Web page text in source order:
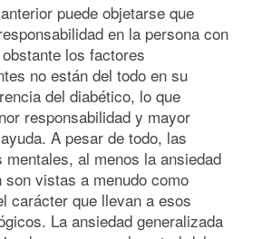
puede objetarse que
en la persona con
los factores
no están del todo en su
del diabético, lo que
responsabilidad y mayor
A pesar de todo, las
mentales, al menos la ansiedad
son vistas a menudo como
carácter que llevan a esos
La ansiedad generalizada